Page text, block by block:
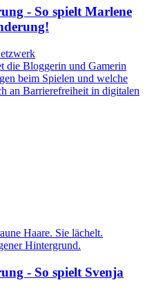
- So spielt Marlene
die Bloggerin und Gamerin
beim Spielen und welche
an Barrierefreiheit in digitalen
- So spielt Svenja